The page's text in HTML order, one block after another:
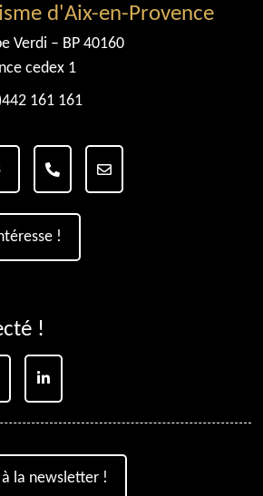
d'Aix-en-Provence
Verdi – BP 40160
cedex 1
161 161
!
!
la newsletter !